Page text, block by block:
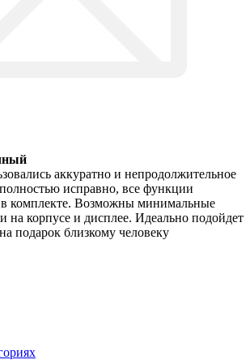
аккуратно и непродолжительное
исправно, все функции
в комплекте. Возможны минимальные
на корпусе и дисплее. Идеально подойдет
подарок близкому человеку